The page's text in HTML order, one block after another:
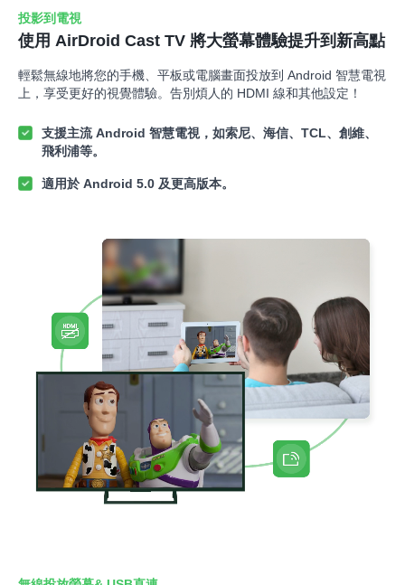
投影到電視
使用 AirDroid Cast TV 將大螢幕體驗提升到新高點
輕鬆無線地將您的手機、平板或電腦畫面投放到 Android 智慧電視
上，享受更好的視覺體驗。告別煩人的 HDMI 線和其他設定！
支援主流 Android 智慧電視，如索尼、海信、TCL、創維、
飛利浦等。
適用於 Android 5.0 及更高版本。